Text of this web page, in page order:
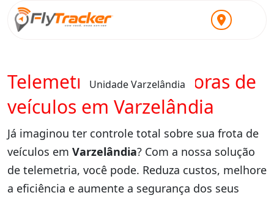
Unidade Varzelândia
Telemetria para locadoras de
veículos em Varzelândia
Já imaginou ter controle total sobre sua frota de
veículos em Varzelândia? Com a nossa solução
de telemetria, você pode. Reduza custos, melhore
a eficiência e aumente a segurança dos seus